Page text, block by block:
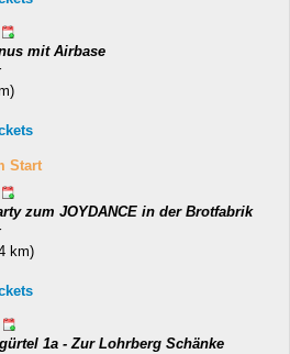
mit Airbase
Start
zum JOYDANCE in der Brotfabrik
km)
1a - Zur Lohrberg Schänke